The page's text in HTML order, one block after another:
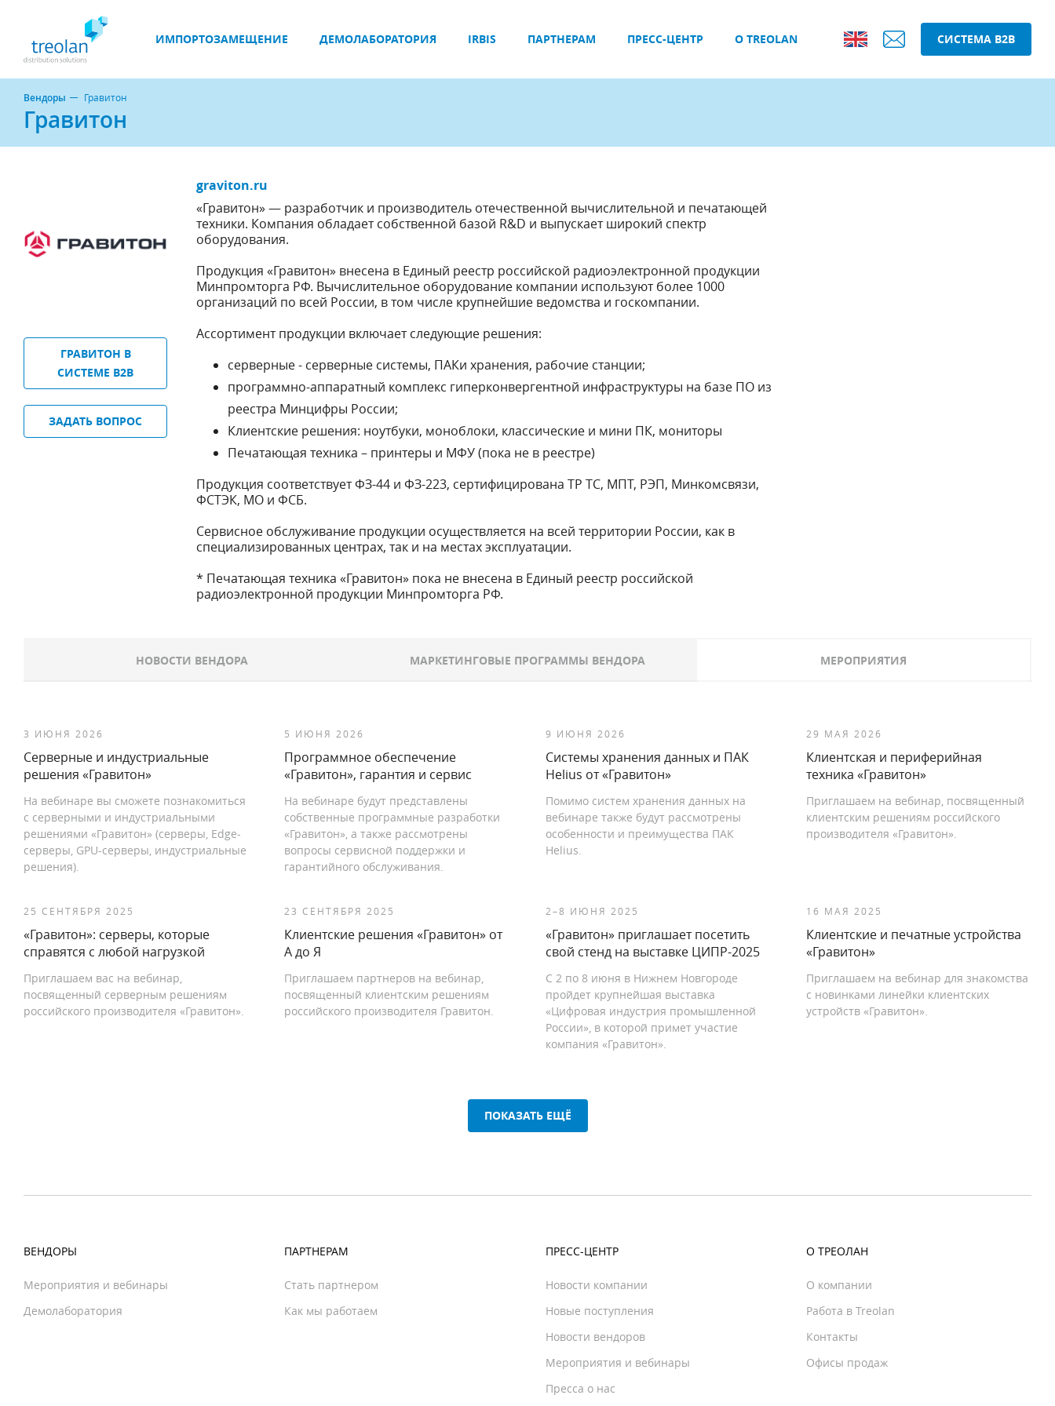
ИМПОРТОЗАМЕЩЕНИЕ ДЕМОЛАБОРАТОРИЯ IRBIS ПАРТНЕРАМ ПРЕСС-ЦЕНТР О TREOLAN СИСТЕМА B2B
Вендоры Гравитон
Гравитон
ГРАВИТОН В
СИСТЕМЕ B2B
ЗАДАТЬ ВОПРОС
graviton.ru
«Гравитон» — разработчик и производитель отечественной вычислительной и печатающей
техники. Компания обладает собственной базой R&D и выпускает широкий спектр
оборудования.
Продукция «Гравитон» внесена в Единый реестр российской радиоэлектронной продукции
Минпромторга РФ. Вычислительное оборудование компании используют более 1000
организаций по всей России, в том числе крупнейшие ведомства и госкомпании.
Ассортимент продукции включает следующие решения:
серверные - серверные системы, ПАКи хранения, рабочие станции;
программно-аппаратный комплекс гиперконвергентной инфраструктуры на базе ПО из
реестра Минцифры России;
Клиентские решения: ноутбуки, моноблоки, классические и мини ПК, мониторы
Печатающая техника – принтеры и МФУ (пока не в реестре)
Продукция соответствует ФЗ-44 и ФЗ-223, сертифицирована ТР ТС, МПТ, РЭП, Минкомсвязи,
ФСТЭК, МО и ФСБ.
Сервисное обслуживание продукции осуществляется на всей территории России, как в
специализированных центрах, так и на местах эксплуатации.
* Печатающая техника «Гравитон» пока не внесена в Единый реестр российской
радиоэлектронной продукции Минпромторга РФ.
НОВОСТИ ВЕНДОРА МАРКЕТИНГОВЫЕ ПРОГРАММЫ ВЕНДОРА МЕРОПРИЯТИЯ
3 ИЮНЯ 2026
Серверные и индустриальные
решения «Гравитон»
На вебинаре вы сможете познакомиться
с серверными и индустриальными
решениями «Гравитон» (серверы, Edge-
серверы, GPU-серверы, индустриальные
решения).
5 ИЮНЯ 2026
Программное обеспечение
«Гравитон», гарантия и сервис
На вебинаре будут представлены
собственные программные разработки
«Гравитон», а также рассмотрены
вопросы сервисной поддержки и
гарантийного обслуживания.
9 ИЮНЯ 2026
Системы хранения данных и ПАК
Helius от «Гравитон»
Помимо систем хранения данных на
вебинаре также будут рассмотрены
особенности и преимущества ПАК
Helius.
29 МАЯ 2026
Клиентская и периферийная
техника «Гравитон»
Приглашаем на вебинар, посвященный
клиентским решениям российского
производителя «Гравитон».
25 СЕНТЯБРЯ 2025
«Гравитон»: серверы, которые
справятся с любой нагрузкой
Приглашаем вас на вебинар,
посвященный серверным решениям
российского производителя «Гравитон».
23 СЕНТЯБРЯ 2025
Клиентские решения «Гравитон» от
А до Я
Приглашаем партнеров на вебинар,
посвященный клиентским решениям
российского производителя Гравитон.
2–8 ИЮНЯ 2025
«Гравитон» приглашает посетить
свой стенд на выставке ЦИПР-2025
С 2 по 8 июня в Нижнем Новгороде
пройдет крупнейшая выставка
«Цифровая индустрия промышленной
России», в которой примет участие
компания «Гравитон».
16 МАЯ 2025
Клиентские и печатные устройства
«Гравитон»
Приглашаем на вебинар для знакомства
с новинками линейки клиентских
устройств «Гравитон».
ПОКАЗАТЬ ЕЩЁ
ВЕНДОРЫ
Мероприятия и вебинары
Демолаборатория
ПАРТНЕРАМ
Стать партнером
Как мы работаем
ПРЕСС-ЦЕНТР
Новости компании
Новые поступления
Новости вендоров
Мероприятия и вебинары
Пресса о нас
О ТРЕОЛАН
О компании
Работа в Treolan
Контакты
Офисы продаж